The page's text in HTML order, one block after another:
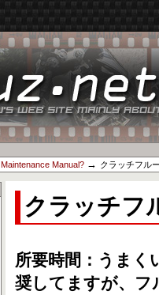
Maintenance Manual? → クラッチフル
クラッチフ
所要時間：うまく
奨してますが、フ